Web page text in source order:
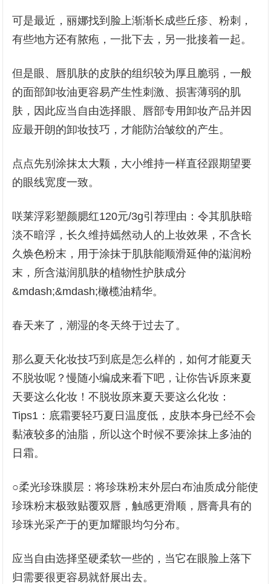
可是最近，丽娜找到脸上渐渐长成些丘疹、粉刺，
有些地方还有脓疱，一批下去，另一批接着一起。
但是眼、唇肌肤的皮肤的组织较为厚且脆弱，一般
的面部卸妆油更容易产生性刺激、损害薄弱的肌
肤，因此应当自由选择眼、唇部专用卸妆产品并因
应最开朗的卸妆技巧，才能防治皱纹的产生。
点点先别涂抹太大颗，大小维持一样直径跟期望要
的眼线宽度一致。
咲莱浮彩塑颜腮红120元/3g引荐理由：令其肌肤暗
淡不暗浮，长久维持嫣然动人的上妆效果，不含长
久焕色粉末，用于涂抹于肌肤能顺滑延伸的滋润粉
末，所含滋润肌肤的植物性护肤成分
&mdash;&mdash;橄榄油精华。
春天来了，潮湿的冬天终于过去了。
那么夏天化妆技巧到底是怎么样的，如何才能夏天
不脱妆呢？慢随小编成来看下吧，让你告诉原来夏
天要这么化妆！不脱妆原来夏天要这么化妆：
Tips1：底霜要轻巧夏日温度低，皮肤本身已经不会
黏液较多的油脂，所以这个时候不要涂抹上多油的
日霜。
○柔光珍珠膜层：将珍珠粉末外层白布油质成分能使
珍珠粉末极致贴覆双唇，触感更滑顺，唇膏具有的
珍珠光采产于的更加耀眼均匀分布。
应当自由选择坚硬柔软一些的，当它在眼脸上落下
归需要很更容易就舒展出去。